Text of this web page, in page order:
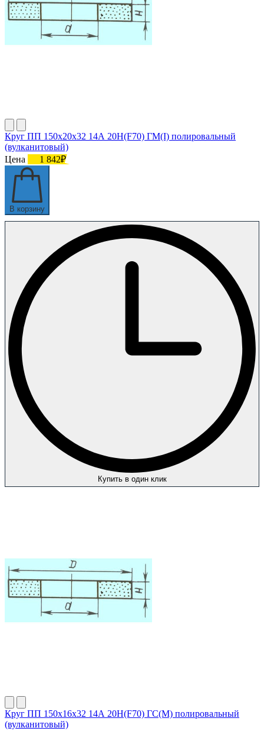
Круг ПП 150х20х32 14А 20Н(F70) ГМ(I) полировальный
(вулканитовый)
Цена
1 842₽
В корзину
Купить в один клик
Круг ПП 150х16х32 14А 20Н(F70) ГС(М) полировальный
(вулканитовый)